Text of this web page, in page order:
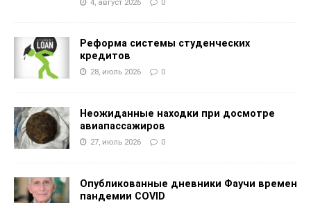
4, август 2026 0
Реформа системы студенческих
кредитов
28, июль 2026 0
Неожиданные находки при досмотре
авиапассажиров
27, июль 2026 0
Опубликованные дневники Фаучи времен
пандемии COVID